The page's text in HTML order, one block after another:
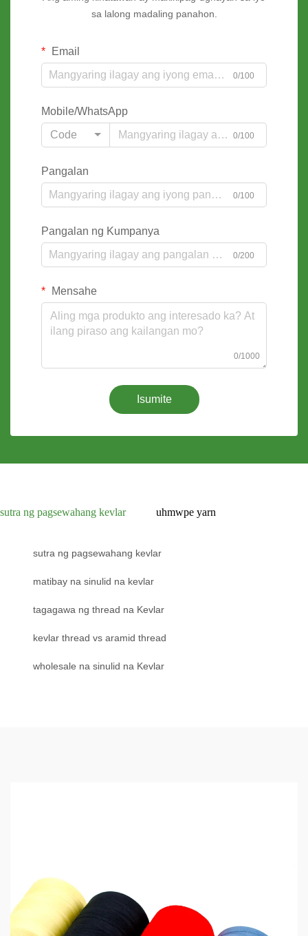
sa lalong madaling panahon.
Email
0/100
Mobile/WhatsApp
Code
0/100
Pangalan
0/100
Pangalan ng Kumpanya
0/200
Mensahe
0/1000
Isumite
sutra ng pagsewahang kevlar uhmwpe yarn
sutra ng pagsewahang kevlar
matibay na sinulid na kevlar
tagagawa ng thread na Kevlar
kevlar thread vs aramid thread
wholesale na sinulid na Kevlar